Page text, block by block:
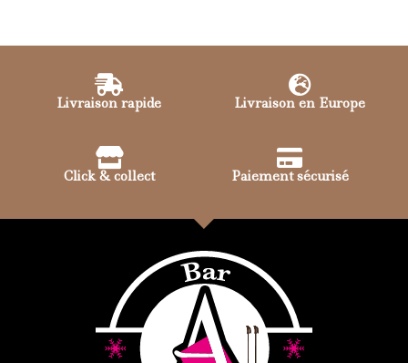
Livraison rapide Livraison en Europe
Click & collect Paiement sécurisé